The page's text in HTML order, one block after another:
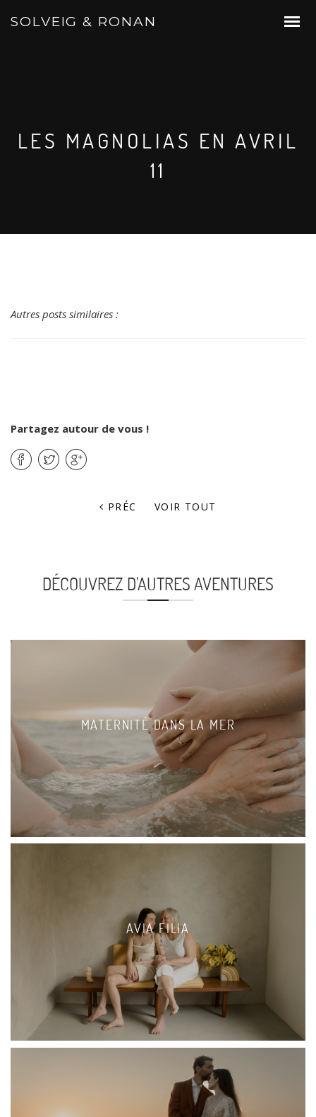
SOLVEIG & RONAN
LES MAGNOLIAS EN AVRIL
11
Autres posts similaires :
Partagez autour de vous !
PRÉC VOIR TOUT
DÉCOUVREZ D'AUTRES AVENTURES
MATERNITÉ DANS LA MER
AVIA FILIA